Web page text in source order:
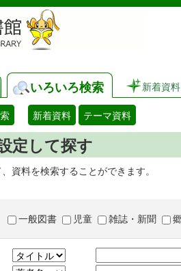
いろいろ検索 新着資料
新着資料 テーマ資料
定して探す
資料を検索することができます。
一般図書 児童 雑誌・新聞